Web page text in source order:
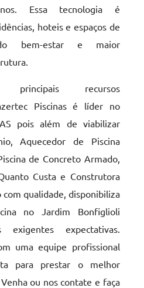
Essa tecnologia é
hoteis e espaços de
bem-estar e maior
principais recursos
Piscinas é líder no
pois além de viabilizar
Aquecedor de Piscina
de Concreto Armado,
Custa e Construtora
qualidade, disponibiliza
no Jardim Bonfiglioli
expectativas.
uma equipe profissional
para prestar o melhor
ou nos contate e faça